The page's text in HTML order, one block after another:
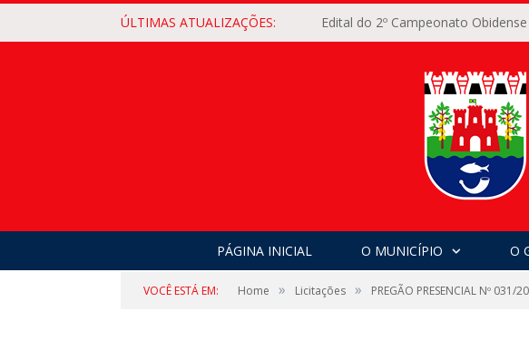
ÚLTIMAS ATUALIZAÇÕES: Edital do 2º Campeonato
PÁGINA INICIAL O MUNICÍPIO O
VOCÊ ESTÁ EM: Home » Licitações » PREGÃO PRESENCIAL Nº 031/